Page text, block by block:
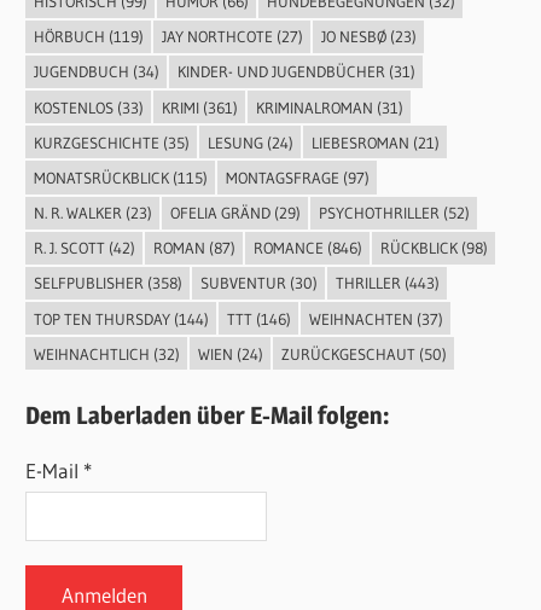
HÖRBUCH (119) JAY NORTHCOTE (27) JO NESBØ(23)
JUGENDBUCH (34) KINDER- UND JUGENDBÜCHER(31)
KOSTENLOS(33) KRIMI(361) KRIMINALROMAN (31)
KURZGESCHICHTE (35) LESUNG(24) LIEBESROMAN (21)
MONATSRÜCKBLICK(115) MONTAGSFRAGE (97)
N. R. WALKER (23) OFELIA GRÄND(29) PSYCHOTHRILLER (52)
R. J. SCOTT(42) ROMAN (87) ROMANCE (846) RÜCKBLICK(98)
SELFPUBLISHER(358) SUBVENTUR(30) THRILLER(443)
TOP TEN THURSDAY(144) TTT(146) WEIHNACHTEN (37)
WEIHNACHTLICH (32) WIEN (24) ZURÜCKGESCHAUT(50)
Dem Laberladen über E-Mail folgen:
E-Mail *